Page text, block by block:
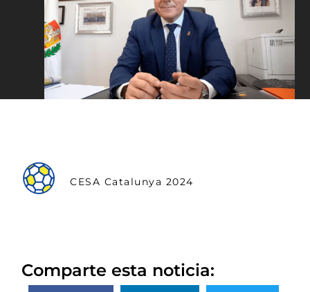
CESA Catalunya 2024
Comparte esta noticia: